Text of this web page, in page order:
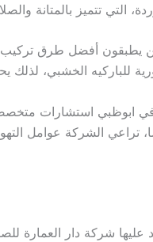
تتميز بالمتانة
يطبقون أفضل طرق
للباركيه الخشبي،
في ابوظبي استشارات
تراعي الشركة عوامل
شركة دار العمارة